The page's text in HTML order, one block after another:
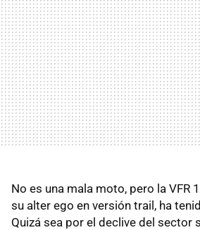
No es una mala moto, pero la VFR
su alter ego en versión trail, ha
Quizá sea por el declive del sector